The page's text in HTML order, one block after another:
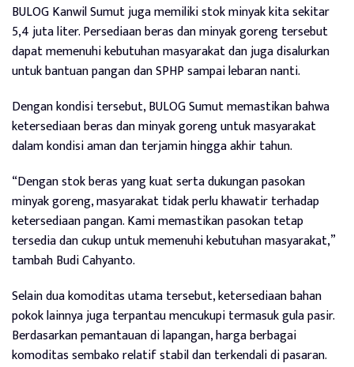
BULOG Kanwil Sumut juga memiliki stok minyak kita sekitar
5,4 juta liter. Persediaan beras dan minyak goreng tersebut
dapat memenuhi kebutuhan masyarakat dan juga disalurkan
untuk bantuan pangan dan SPHP sampai lebaran nanti.
Dengan kondisi tersebut, BULOG Sumut memastikan bahwa
ketersediaan beras dan minyak goreng untuk masyarakat
dalam kondisi aman dan terjamin hingga akhir tahun.
“Dengan stok beras yang kuat serta dukungan pasokan
minyak goreng, masyarakat tidak perlu khawatir terhadap
ketersediaan pangan. Kami memastikan pasokan tetap
tersedia dan cukup untuk memenuhi kebutuhan masyarakat,”
tambah Budi Cahyanto.
Selain dua komoditas utama tersebut, ketersediaan bahan
pokok lainnya juga terpantau mencukupi termasuk gula pasir.
Berdasarkan pemantauan di lapangan, harga berbagai
komoditas sembako relatif stabil dan terkendali di pasaran.